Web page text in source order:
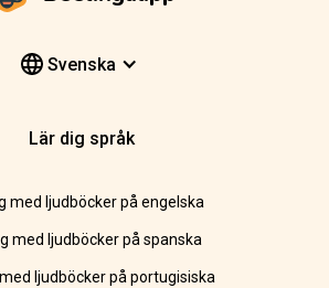
Svenska
Lär dig språk
med ljudböcker på engelska
med ljudböcker på spanska
ljudböcker på portugisiska